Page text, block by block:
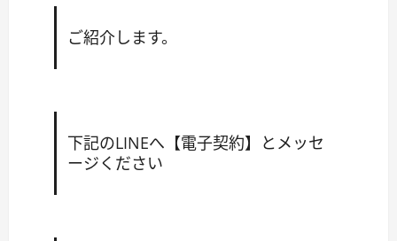
ご紹介します。
下記のLINEへ【電子契約】とメッセ
ージください